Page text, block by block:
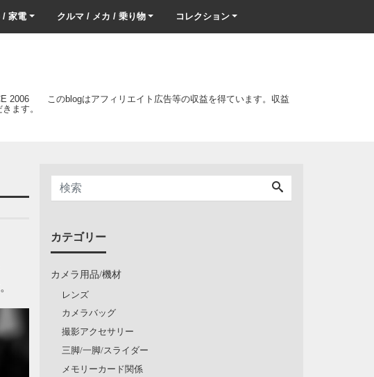
/ 家電 クルマ / メカ / 乗り物 コレクション
2006 このblogはアフィリエイト広告等の収益を得ています。収益
ます。
カテゴリー
カメラ用品/機材
レンズ
カメラバッグ
撮影アクセサリー
三脚/一脚/スライダー
メモリーカード関係